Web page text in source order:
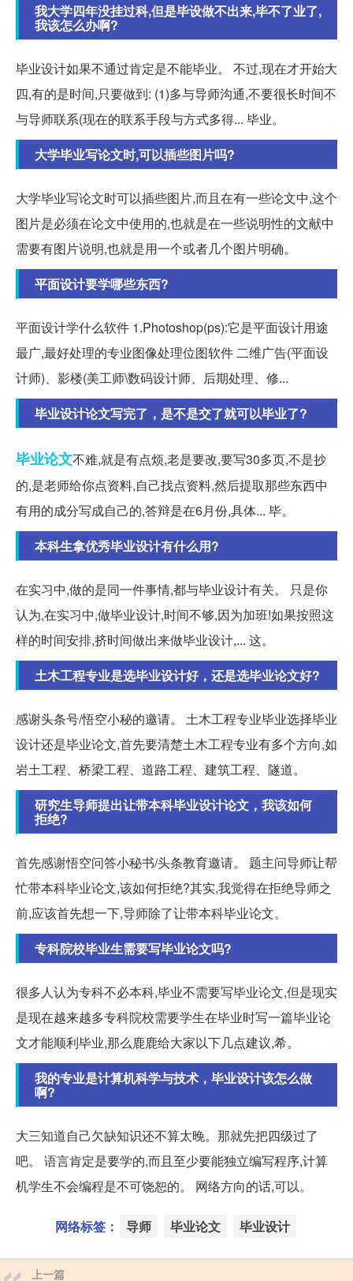
我大学四年没挂过科,但是毕设做不出来,毕不了业了,
我该怎么办啊?
毕业设计如果不通过肯定是不能毕业。 不过,现在才开始大
四,有的是时间,只要做到: (1)多与导师沟通,不要很长时间不
与导师联系(现在的联系手段与方式多得... 毕业。
大学毕业写论文时,可以插些图片吗?
大学毕业写论文时可以插些图片,而且在有一些论文中,这个
图片是必须在论文中使用的,也就是在一些说明性的文献中
需要有图片说明,也就是用一个或者几个图片明确。
平面设计要学哪些东西?
平面设计学什么软件 1.Photoshop(ps):它是平面设计用途
最广,最好处理的专业图像处理位图软件 二维广告(平面设
计师)、影楼(美工师\数码设计师、后期处理、修...
毕业设计论文写完了，是不是交了就可以毕业了?
毕业论文不难,就是有点烦,老是要改,要写30多页,不是抄
的,是老师给你点资料,自己找点资料,然后提取那些东西中
有用的成分写成自己的,答辩是在6月份,具体... 毕。
本科生拿优秀毕业设计有什么用?
在实习中,做的是同一件事情,都与毕业设计有关。 只是你
认为,在实习中,做毕业设计,时间不够,因为加班!如果按照这
样的时间安排,挤时间做出来做毕业设计,... 这。
土木工程专业是选毕业设计好，还是选毕业论文好?
感谢头条号/悟空小秘的邀请。 土木工程专业毕业选择毕业
设计还是毕业论文,首先要清楚土木工程专业有多个方向,如
岩土工程、桥梁工程、道路工程、建筑工程、隧道。
研究生导师提出让带本科毕业设计论文，我该如何
拒绝?
首先感谢悟空问答小秘书/头条教育邀请。 题主问导师让帮
忙带本科毕业论文,该如何拒绝?其实,我觉得在拒绝导师之
前,应该首先想一下,导师除了让带本科毕业论文。
专科院校毕业生需要写毕业论文吗?
很多人认为专科不必本科,毕业不需要写毕业论文,但是现实
是现在越来越多专科院校需要学生在毕业时写一篇毕业论
文才能顺利毕业,那么鹿鹿给大家以下几点建议,希。
我的专业是计算机科学与技术，毕业设计该怎么做
啊?
大三知道自己欠缺知识还不算太晚。那就先把四级过了
吧。 语言肯定是要学的,而且至少要能独立编写程序,计算
机学生不会编程是不可饶恕的。 网络方向的话,可以。
网络标签： 导师 毕业论文 毕业设计
上一篇